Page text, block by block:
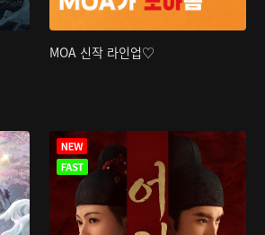
MOA 신작 라인업♡